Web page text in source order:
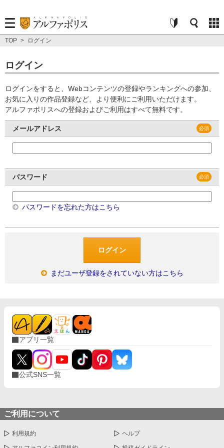
TOP > ログイン
ログイン
ログインをすると、Webコンテンツの登録やランキングへの参加、
お気に入りの作品登録など、より便利にご利用いただけます。
アルファポリスへの登録およびご利用はすべて無料です。
メールアドレス
パスワード
パスワードを忘れた方はこちら
まだユーザ登録をされていない方はこちら
アプリ一覧
公式SNS一覧
ご利用について
利用規約 ヘルプ